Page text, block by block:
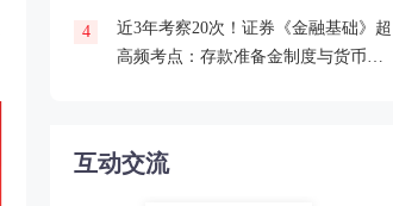
4
近3年考察20次！证券《金融基础》超
高频考点：存款准备金制度与货币乘
互动交流